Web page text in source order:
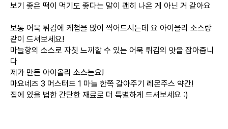
보기 좋은 떡이 먹기도 좋다는 말이 괜히 나온 게 아닌 거 같아요
보통 어묵 튀김에 케첩을 많이 찍어드시는데 요 아이올리 소스랑
같이 드셔보세요!
마늘향의 소스로 자칫 느끼할 수 있는 어묵 튀김의 맛을 잡아줍니
다
제가 만든 아이올리 소스는요!
마요네즈 3 머스터드 1 마늘 한쪽 갈아주기 레몬주스 약간!
집에 있을 법한 간단한 재료로 더 특별하게 드셔보세요 :)